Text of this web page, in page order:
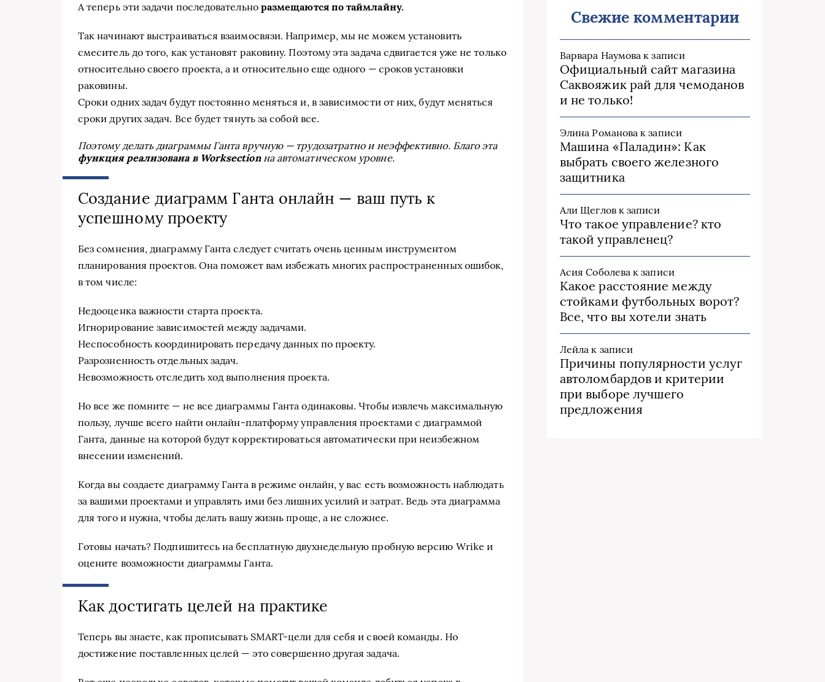
А теперь эти задачи последовательно размещаются по таймлайну.
Так начинают выстраиваться взаимосвязи. Например, мы не можем установить
смеситель до того, как установят раковину. Поэтому эта задача сдвигается уже не только
относительно своего проекта, а и относительно еще одного — сроков установки
раковины.
Сроки одних задач будут постоянно меняться и, в зависимости от них, будут меняться
сроки других задач. Все будет тянуть за собой все.
Поэтому делать диаграммы Ганта вручную — трудозатратно и неэффективно. Благо эта
функция реализована в Worksectionна автоматическом уровне.
Создание диаграмм Ганта онлайн — ваш путь к
успешному проекту
Без сомнения, диаграмму Ганта следует считать очень ценным инструментом
планирования проектов. Она поможет вам избежать многих распространенных ошибок,
в том числе:
Недооценка важности старта проекта.
Игнорирование зависимостей между задачами.
Неспособность координировать передачу данных по проекту.
Разрозненность отдельных задач.
Невозможность отследить ход выполнения проекта.
Но все же помните — не все диаграммы Ганта одинаковы. Чтобы извлечь максимальную
пользу, лучше всего найти онлайн-платформу управления проектами с диаграммой
Ганта, данные на которой будут корректироваться автоматически при неизбежном
внесении изменений.
Когда вы создаете диаграмму Ганта в режиме онлайн, у вас есть возможность наблюдать
за вашими проектами и управлять ими без лишних усилий и затрат. Ведь эта диаграмма
для того и нужна, чтобы делать вашу жизнь проще, а не сложнее.
Готовы начать? Подпишитесь на бесплатную двухнедельную пробную версию Wrike и
оцените возможности диаграммы Ганта.
Как достигать целей на практике
Теперь вы знаете, как прописывать SMART-цели для себя и своей команды. Но
достижение поставленных целей — это совершенно другая задача.
Свежие комментарии
Варвара Наумова к записи
Официальный сайт магазина
Саквояжик рай для чемоданов
и не только!
Элина Романова к записи
Машина «Паладин»: Как
выбрать своего железного
защитника
Али Щегловк записи
Что такое управление? кто
такой управленец?
Асия Соболева к записи
Какое расстояние между
стойками футбольных ворот?
Все, что вы хотели знать
Лейла к записи
Причины популярности услуг
автоломбардов и критерии
при выборе лучшего
предложения